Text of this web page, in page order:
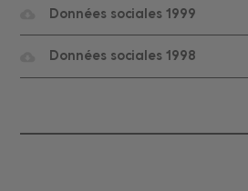
Données sociales 1999
Données sociales 1998